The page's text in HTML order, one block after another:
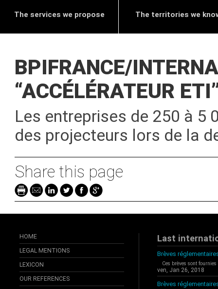
The services we propose The territories we
BPIFRANCE/
“ACCÉLÉRATEUR
Les entreprises de 250 à 5
des projecteurs lors de la
Share this page
HOME
LEGAL MENTIONS
LEXICON
OUR REFERENCES
Last
Brèves
Ces brèves sont
ven, Jan 26, 2018
Brèves